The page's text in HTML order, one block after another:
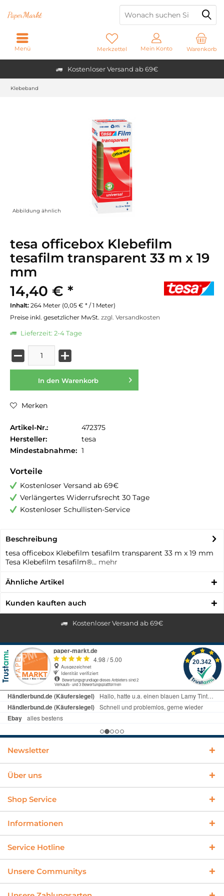
Kostenloser Versand ab 69€
PaperMarkt
Warenkorb
Merkzettel Mein Konto
Menü
Klebeband
Abbildung ähnlich
tesa officebox Klebefilm
tesafilm transparent 33 m x 19
mm
14,40 € *
Inhalt: 264 Meter (0,05 € * / 1 Meter)
Preise inkl. gesetzlicher MwSt. zzgl. Versandkosten
Lieferzeit: 2-4 Tage
In den Warenkorb
Merken
Artikel-Nr.:
472375
Hersteller:
tesa
Mindestabnahme: 1
Vorteile
Kostenloser Versand ab 69€
Verlängertes Widerrufsrecht 30 Tage
Kostenloser Schullisten-Service
Beschreibung
tesa officebox Klebefilm tesafilm transparent 33 m x 19 mm
Tesa Klebefilm tesafilm®... mehr
Ähnliche Artikel
Kunden kauften auch
Kostenloser Versand ab 69€
Newsletter
Über uns
Shop Service
Informationen
Service Hotline
Unsere Communitys